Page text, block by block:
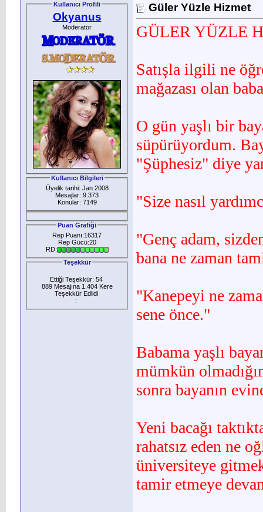
Kullanıcı Profili
Okyanus
Moderator
Kullanıcı Bilgileri
Üyelik tarihi: Jan 2008
Mesajlar: 9.373
Konular: 7149
Puan Grafiği
Rep Puanı:16317
Rep Gücü:20
RD:
Teşekkür
Ettiği Teşekkür: 54
889 Mesajına 1.404 Kere
Teşekkür Edlidi
:
Güler Yüzle Hizmet
GÜLER YÜZLE
Satışla ilgili ne
mağazası olan
O gün yaşlı bir
süpürüyordum.
"Şüphesiz" diye
"Size nasıl
"Genç adam,
bana ne zaman
"Kanepeyi ne
sene önce."
Babama yaşlı
müm­kün
sonra bayanın
Yeni bacağı
ra­hatsız eden ne
üniversiteye
tamir etmeye